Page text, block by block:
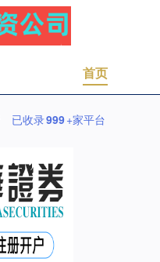
首页
已收录999+家平台